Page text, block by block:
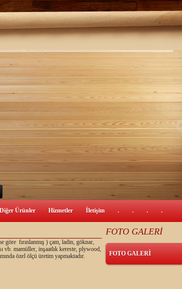
Diğer Ürünler Hizmetler İletişim . . . .
fırınlanmış ) çam, ladin, göknar,
vb. mamüller, inşaatlık kereste, plywood,
özel ölçü üretim yapmaktadır.
FOTO GALERİ
FOTO GALERİ